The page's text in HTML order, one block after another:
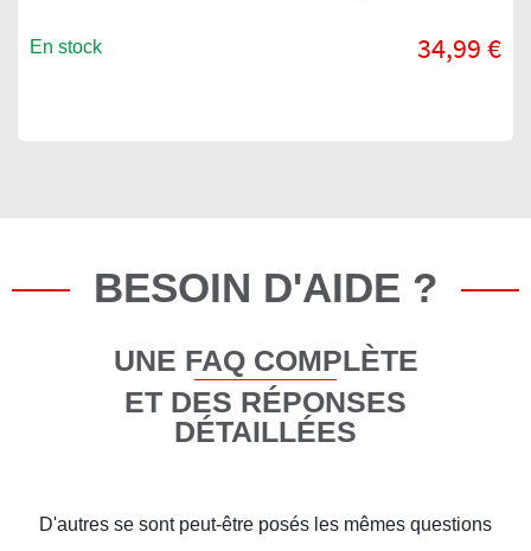
En stock 34,99 €
BESOIN D'AIDE ?
UNE FAQ COMPLÈTE
ET DES RÉPONSES
DÉTAILLÉES
D'autres se sont peut-être posés les mêmes questions